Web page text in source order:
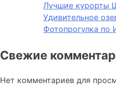
Лучшие курорты
Удивительное
Фотопрогулка по
Свежие
Нет комментариев для